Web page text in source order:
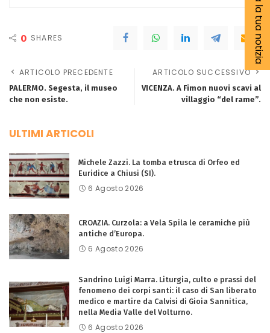
0 SHARES
ARTICOLO PRECEDENTE
PALERMO. Segesta, il museo
che non esiste.
ARTICOLO SUCCESSIVO
VICENZA. A Fimon nuovi scavi al
villaggio “del rame”.
ULTIMI ARTICOLI
Michele Zazzi. La tomba etrusca di Orfeo ed
Euridice a Chiusi (SI).
6 Agosto 2026
CROAZIA. Curzola: a Vela Spila le ceramiche più
antiche d’Europa.
6 Agosto 2026
Sandrino Luigi Marra. Liturgia, culto e prassi del
fenomeno dei corpi santi: il caso di San liberato
medico e martire da Calvisi di Gioia Sannitica,
nella Media Valle del Volturno.
6 Agosto 2026